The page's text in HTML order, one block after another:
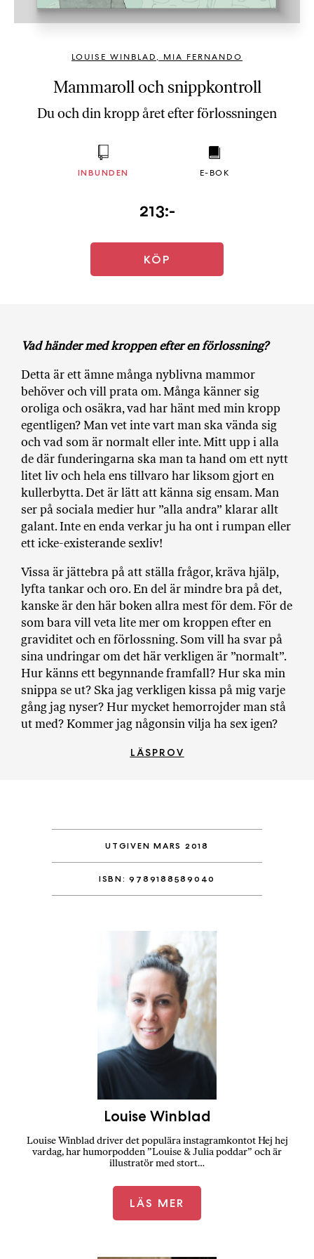
b
k
e
r
o
h
s
F
r
k
e
Mammaroll och snippkontroll
Du och din kropp året efter förlossningen
LOUISE WINBLAD, MIA FERNANDO
213:-
KÖP
INBUNDEN E-BOK
Vad händer med kroppen efter en förlossning?
Detta är ett ämne många nyblivna mammor
behöver och vill prata om. Många känner sig
oroliga och osäkra, vad har hänt med min kropp
egentligen? Man vet inte vart man ska vända sig
och vad som är normalt eller inte. Mitt upp i alla
de där funderingarna ska man ta hand om ett nytt
litet liv och hela ens tillvaro har liksom gjort en
kullerbytta. Det är lätt att känna sig ensam. Man
ser på sociala medier hur ”alla andra” klarar allt
galant. Inte en enda verkar ju ha ont i rumpan eller
ett icke-existerande sexliv!
Vissa är jättebra på att ställa frågor, kräva hjälp,
lyfta tankar och oro. En del är mindre bra på det,
kanske är den här boken allra mest för dem. För de
som bara vill veta lite mer om kroppen efter en
graviditet och en förlossning. Som vill ha svar på
sina undringar om det här verkligen är ”normalt”.
Hur känns ett begynnande framfall? Hur ska min
snippa se ut? Ska jag verkligen kissa på mig varje
gång jag nyser? Hur mycket hemorrojder man stå
ut med? Kommer jag någonsin vilja ha sex igen?
LÄSPROV
UTGIVEN MARS 2018
ISBN: 9789188589040
Louise Winblad
Louise Winblad driver det populära instagramkontot Hej hej
vardag, har humorpodden ”Louise & Julia poddar” och är
illustratör med stort…
LÄS MER